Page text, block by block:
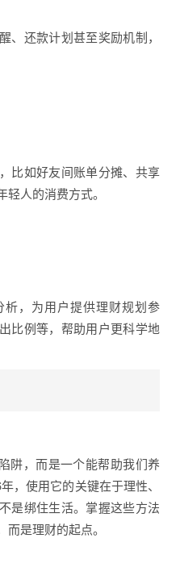
、还款计划甚至奖励机制，
比如好友间账单分摊、共享
人的消费方式。
，为用户提供理财规划参
比例等，帮助用户更科学地
阱，而是一个能帮助我们养
，使用它的关键在于理性、
是绑住生活。掌握这些方法
是理财的起点。